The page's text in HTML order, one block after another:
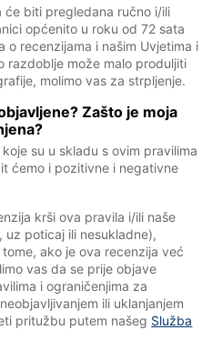
će biti pregledana ručno i/ili
općenito u roku od 72 sata
o recenzijama i našim Uvjetima i
razdoblje može malo produljiti
molimo vas za strpljenje.
Zašto je moja
su u skladu s ovim pravilima
ćemo i pozitivne i negativne
krši ova pravila i/ili naše
uz poticaj ili nesukladne),
ako je ova recenzija već
vas da se prije objave
i ograničenjima za
ili uklanjanjem
pritužbu putem našeg Služba